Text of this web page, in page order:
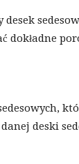
dokładne
deski